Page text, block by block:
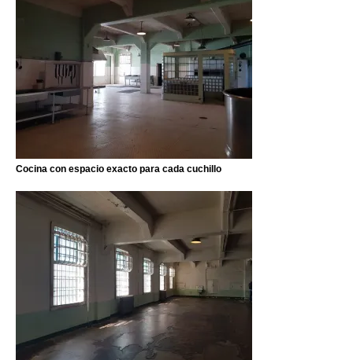
Cocina con espacio exacto para cada cuchillo